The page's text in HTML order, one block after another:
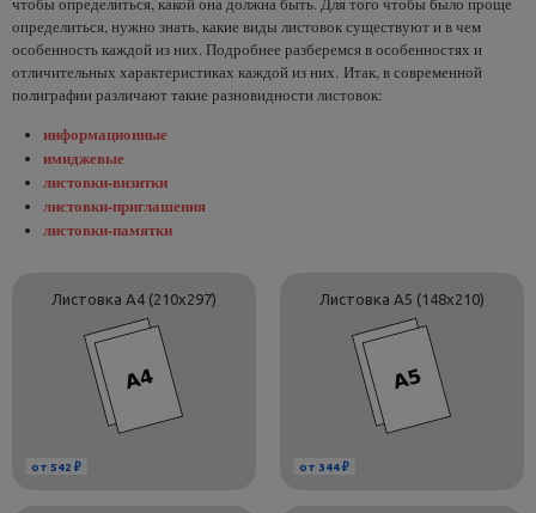
определиться, нужно знать, какие виды листовок существуют и в чем
особенность каждой из них. Подробнее разберемся в особенностях и
отличительных характеристиках каждой из них. Итак, в современной
полиграфии различают такие разновидности листовок:
информационные
имиджевые
листовки-визитки
листовки-приглашения
листовки-памятки
от 542 ₽
Листовка А4 (210х297)
от 344 ₽
Листовка А5 (148х210)